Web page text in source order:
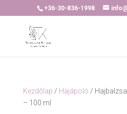
+36-30-836-1998
Kezdőlap / Hajápoló /
– 100 ml